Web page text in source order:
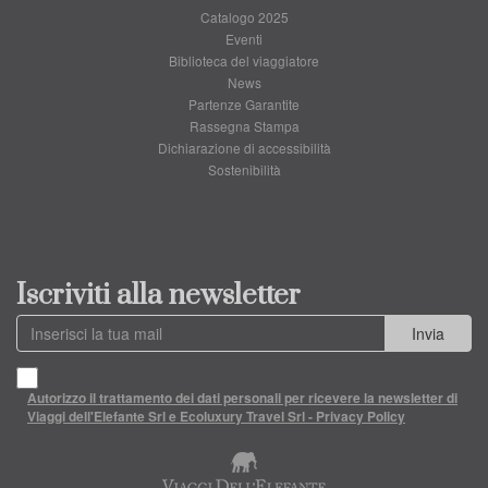
Catalogo 2025
Eventi
Biblioteca del viaggiatore
News
Partenze Garantite
Rassegna Stampa
Dichiarazione di accessibilità
Sostenibilità
Iscriviti alla newsletter
Invia
Autorizzo il trattamento dei dati personali per ricevere la newsletter di
Viaggi dell'Elefante Srl e Ecoluxury Travel Srl - Privacy Policy